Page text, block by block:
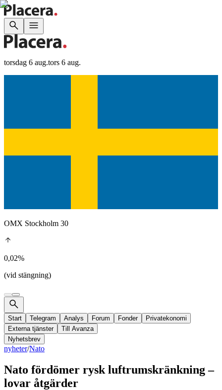
torsdag 6 aug.tors 6 aug.
OMX Stockholm 30
0,02%
(vid stängning)
Start Telegram Analys Forum Fonder
Privatekonomi
Externa tjänster
Till Avanza
Nyhetsbrev
nyheter/Nato
Nato fördömer rysk luftrumskränkning –
lovar åtgärder